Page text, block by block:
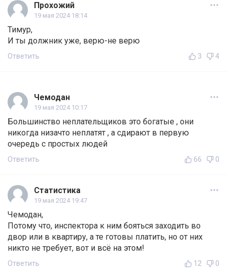
Прохожий
19 мая 2024 18:14
Тимур,
И ты должник уже, верю-не верю
Ответить 3 4
Чемодан
19 мая 2024 10:17
Большинство неплательщиков это богатые , они
никогда низачто неплатят , а сдирают в первую
очередь с простых людей
Ответить 66 0
Статистика
19 мая 2024 19:47
Чемодан,
Потому что, инспектора к ним бояться заходить во
двор или в квартиру, а те готовы платить, но от них
никто не требует, вот и всё на этом!
Ответить 12 0